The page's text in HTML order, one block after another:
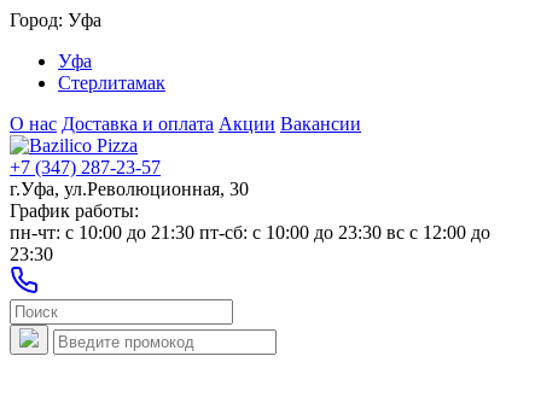
Город: Уфа
Уфа
Стерлитамак
О нас Доставка и оплата Акции Вакансии
+7 (347) 287-23-57
г.Уфа, ул.Революционная, 30
График работы:
пн-чт: c 10:00 до 21:30 пт-сб: c 10:00 до 23:30 вс с 12:00 до
23:30